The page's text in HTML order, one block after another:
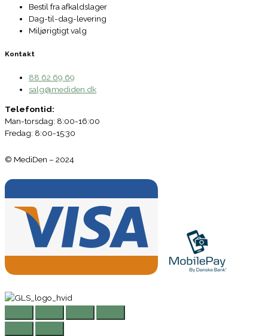
Bestil fra afkaldslager
Dag-til-dag-levering
Miljørigtigt valg
Kontakt
88 62 69 69
salg@mediden.dk
Telefontid:
Man-torsdag: 8:00-16:00
Fredag: 8:00-15:30
© MediDen – 2024